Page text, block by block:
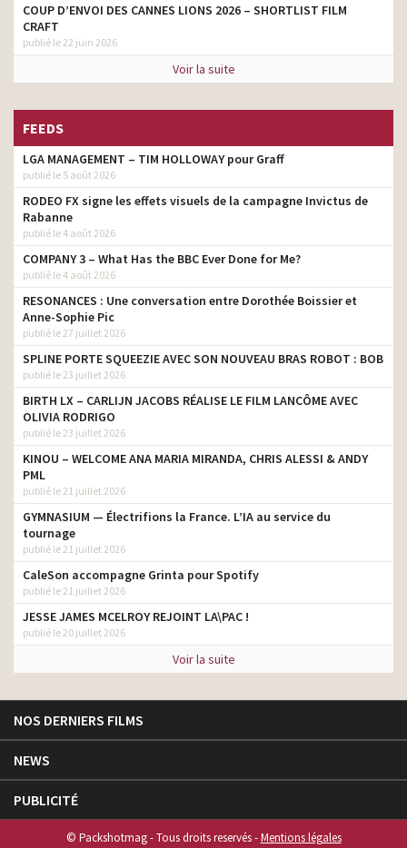
COUP D’ENVOI DES CANNES LIONS 2026 – SHORTLIST FILM
CRAFT
publié le 22 juin 2026
Voir la suite
FEEDS
LGA MANAGEMENT – TIM HOLLOWAY pour Graff
publié le 5 août 2026
RODEO FX signe les effets visuels de la campagne Invictus de
Rabanne
publié le 4 août 2026
COMPANY 3 – What Has the BBC Ever Done for Me?
publié le 4 août 2026
RESONANCES : Une conversation entre Dorothée Boissier et
Anne-Sophie Pic
publié le 27 juillet 2026
SPLINE PORTE SQUEEZIE AVEC SON NOUVEAU BRAS ROBOT : BOB
publié le 23 juillet 2026
BIRTH LX – CARLIJN JACOBS RÉALISE LE FILM LANCÔME AVEC
OLIVIA RODRIGO
publié le 23 juillet 2026
KINOU – WELCOME ANA MARIA MIRANDA, CHRIS ALESSI & ANDY
PML
publié le 21 juillet 2026
GYMNASIUM — Électrifions la France. L’IA au service du
tournage
publié le 21 juillet 2026
CaleSon accompagne Grinta pour Spotify
publié le 21 juillet 2026
JESSE JAMES MCELROY REJOINT LA\PAC !
publié le 20 juillet 2026
Voir la suite
NOS DERNIERS FILMS
NEWS
PUBLICITÉ
© Packshotmag - Tous droits reservés -Mentions légales